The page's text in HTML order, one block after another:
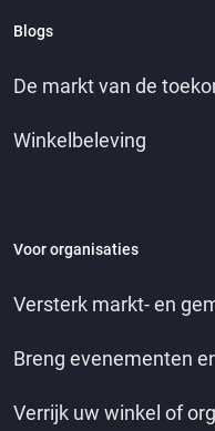
Blogs
De markt van de
Winkelbeleving
Voor organisaties
Versterk markt- en
Breng evenementen
Verrijk uw winkel of